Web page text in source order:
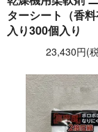
ターシート（香
入り300個入り
23,430円(